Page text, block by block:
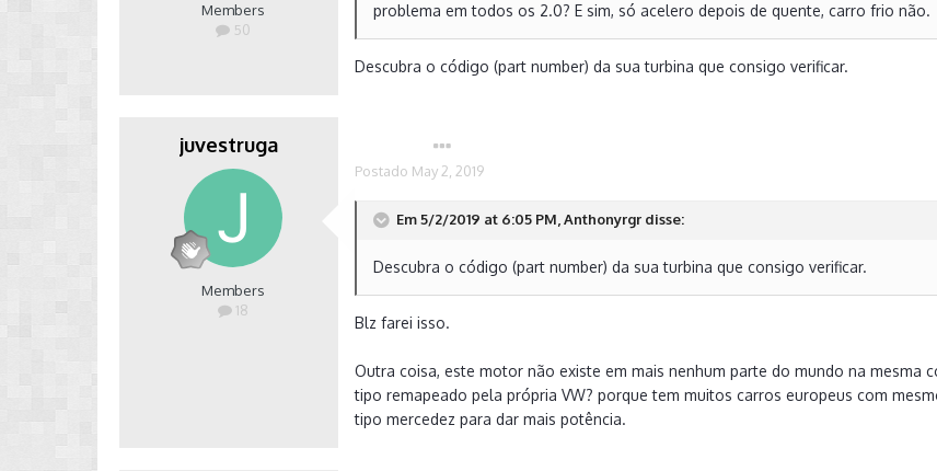
Members
50
problema em todos os 2.0? E sim, só acelero depois de quente, carro frio não.
Descubra o código (part number) da sua turbina que consigo verificar.
juvestruga
Members
18
Postado May 2, 2019
Em 5/2/2019 at 6:05 PM, Anthonyrgr disse:
Descubra o código (part number) da sua turbina que consigo verificar.
Blz farei isso.
Outra coisa, este motor não existe em mais nenhum parte do mundo na mesma
tipo remapeado pela própria VW? porque tem muitos carros europeus com
tipo mercedez para dar mais potência.